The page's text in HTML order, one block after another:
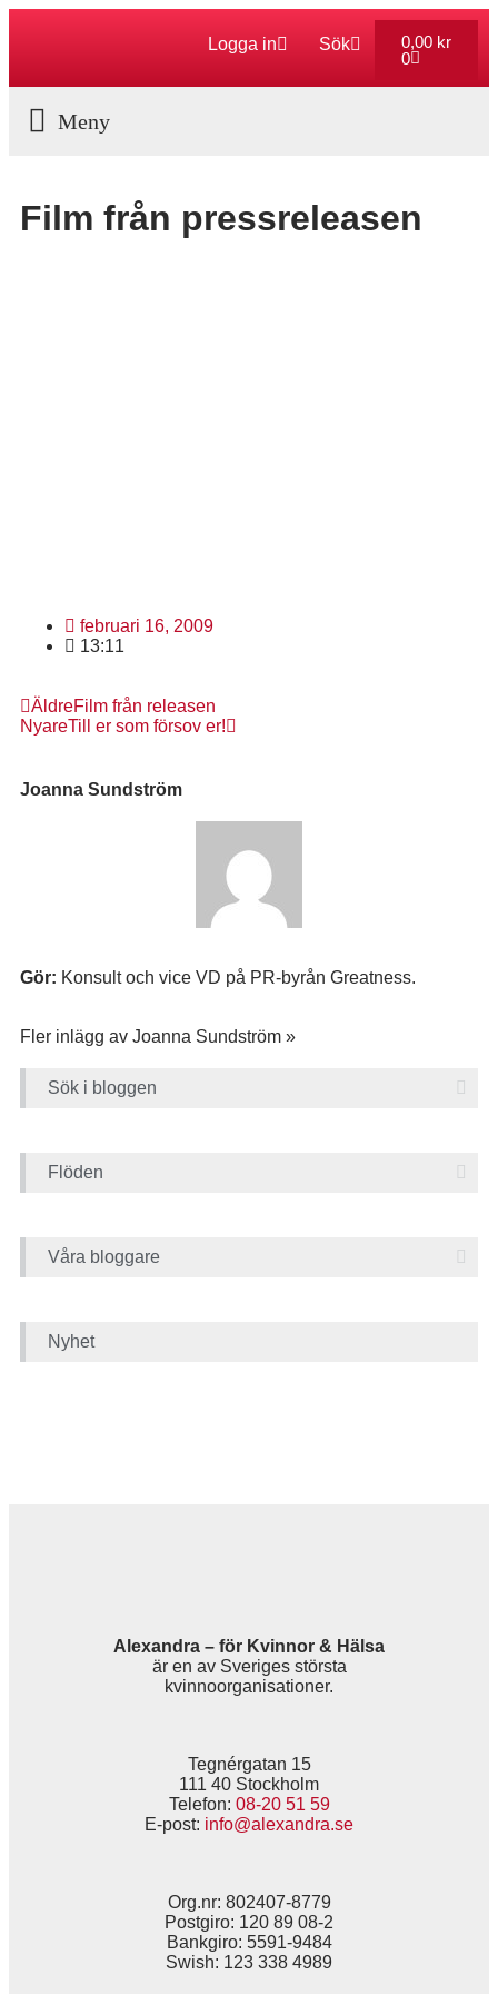
Logga in Sök 0,00 kr
0
Film från pressreleasen
februari 16, 2009
13:11
ÄldreFilm från releasen
NyareTill er som försov er!
Joanna Sundström
Gör: Konsult och vice VD på PR-byrån Greatness.
Fler inlägg av Joanna Sundström »
Sök i bloggen
Flöden
Våra bloggare
Nyhet
Alexandra – för Kvinnor & Hälsa
är en av Sveriges största
kvinnoorganisationer.
Tegnérgatan 15
111 40 Stockholm
Telefon: 08-20 51 59
E-post: info@alexandra.se
Org.nr: 802407-8779
Postgiro: 120 89 08-2
Bankgiro: 5591-9484
Swish: 123 338 4989